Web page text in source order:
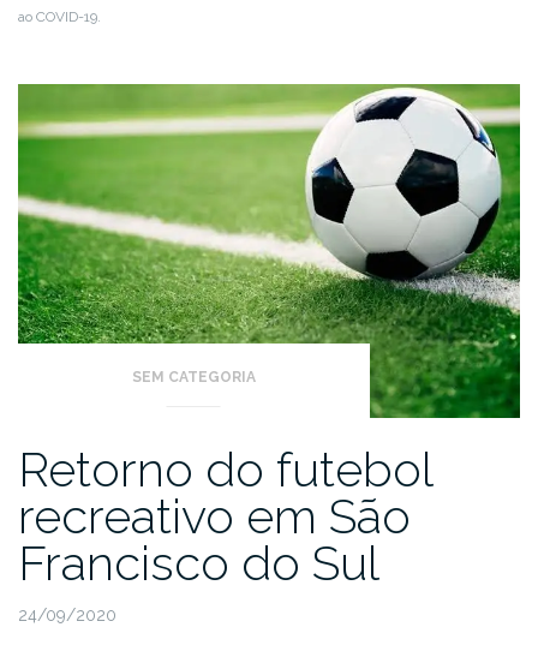
ao COVID-19.
SEM CATEGORIA
Retorno do futebol
recreativo em São
Francisco do Sul
24/09/2020